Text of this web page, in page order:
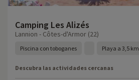
Camping Les Alizés
Lannion - Côtes-d'Armor (22)
Piscina con toboganes Playa a 3,5 km
Descubra las actividades cercanas